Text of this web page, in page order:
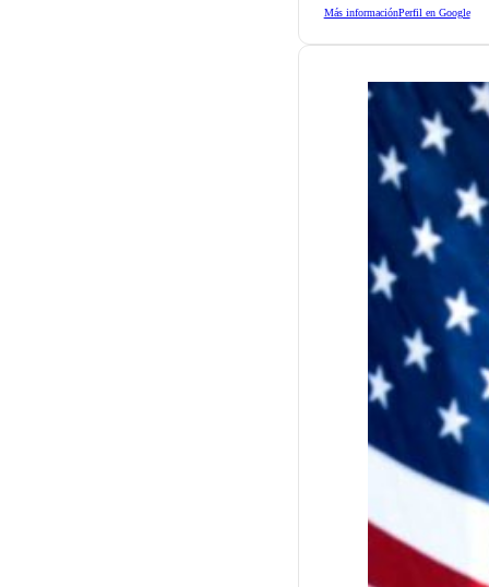
Más informaciónPerfil en Google